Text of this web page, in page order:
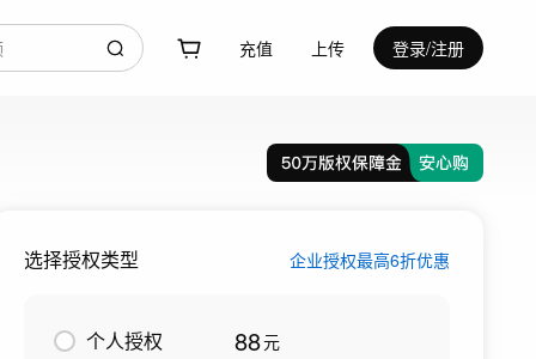
充值 上传 登录/注册
选择授权类型 企业授权最高6折优惠
个人授权 88元